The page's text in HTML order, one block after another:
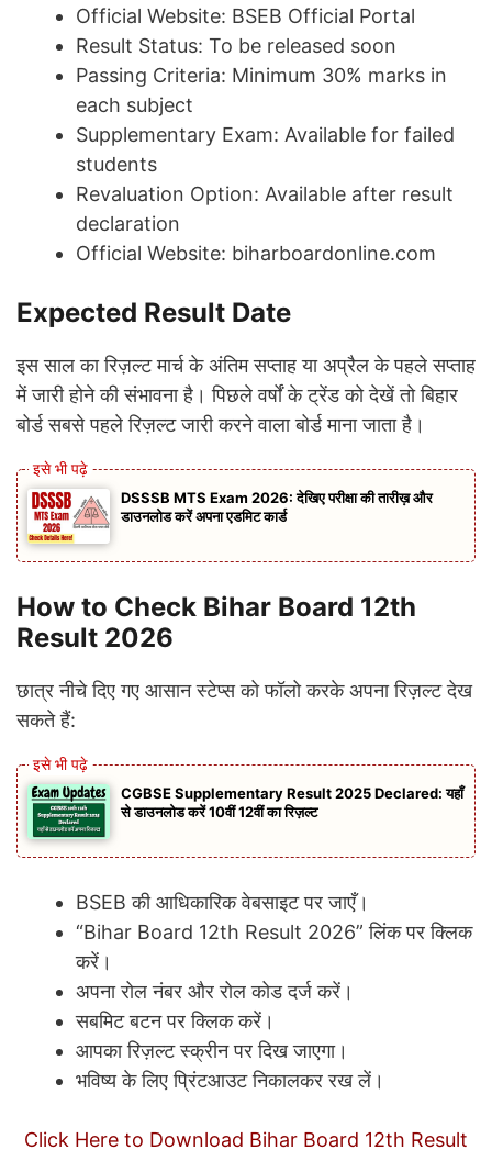
Official Website: BSEB Official Portal
Result Status: To be released soon
Passing Criteria: Minimum 30% marks in
each subject
Supplementary Exam: Available for failed
students
Revaluation Option: Available after result
declaration
Official Website: biharboardonline.com
Expected Result Date
इस साल का रिज़ल्ट मार्च के अंतिम सप्ताह या अप्रैल के पहले सप्ताह
में जारी होने की संभावना है। पिछले वर्षों के ट्रेंड को देखें तो बिहार
बोर्ड सबसे पहले रिज़ल्ट जारी करने वाला बोर्ड माना जाता है।
DSSSB MTS Exam 2026: देखिए परीक्षा की तारीख़ और
डाउनलोड करें अपना एडमिट कार्ड
How to Check Bihar Board 12th
Result 2026
छात्र नीचे दिए गए आसान स्टेप्स को फॉलो करके अपना रिज़ल्ट देख
सकते हैं:
CGBSE Supplementary Result 2025 Declared: यहाँ
से डाउनलोड करें 10वीं 12वीं का रिज़ल्ट
BSEB की आधिकारिक वेबसाइट पर जाएँ।
“Bihar Board 12th Result 2026” लिंक पर क्लिक
करें।
अपना रोल नंबर और रोल कोड दर्ज करें।
सबमिट बटन पर क्लिक करें।
आपका रिज़ल्ट स्क्रीन पर दिख जाएगा।
भविष्य के लिए प्रिंटआउट निकालकर रख लें।
Click Here to Download Bihar Board 12th Result